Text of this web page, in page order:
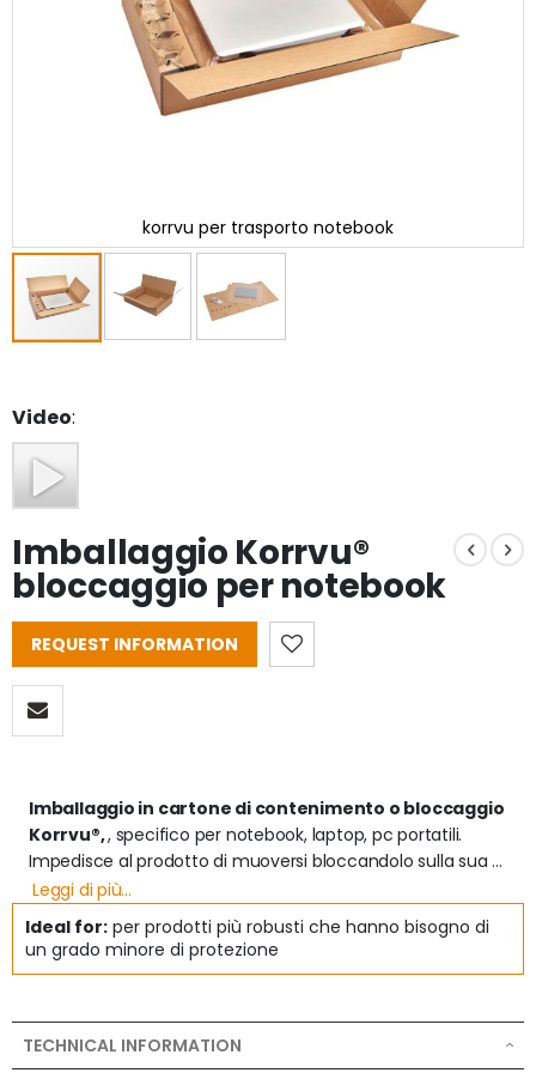
korrvu per trasporto notebook
beginning
of
the
images
gallery
Video:
Imballaggio Korrvu®
bloccaggio per notebook
REQUEST INFORMATION
Imballaggio in cartone di contenimento o bloccaggio
Korrvu®, , specifico per notebook, laptop, pc portatili.
Impedisce al prodotto di muoversi bloccandolo sulla sua
struttura di contenimento. Questo prodotto utilizza un
film elastomerico che blocca saldamente l'articolo e al
tempo stesso offre visibilità eccellente per l'esposizione. La
scatola prevede uno spazio dedicato al caricabatterie.
Il Korrvu® Retention Frame è ideale: :
- per prodotti di robustezza intermedia che hanno bisogno
Leggi di più...
Ideal for: per prodotti più robusti che hanno bisogno di
un grado minore di protezione
TECHNICAL INFORMATION